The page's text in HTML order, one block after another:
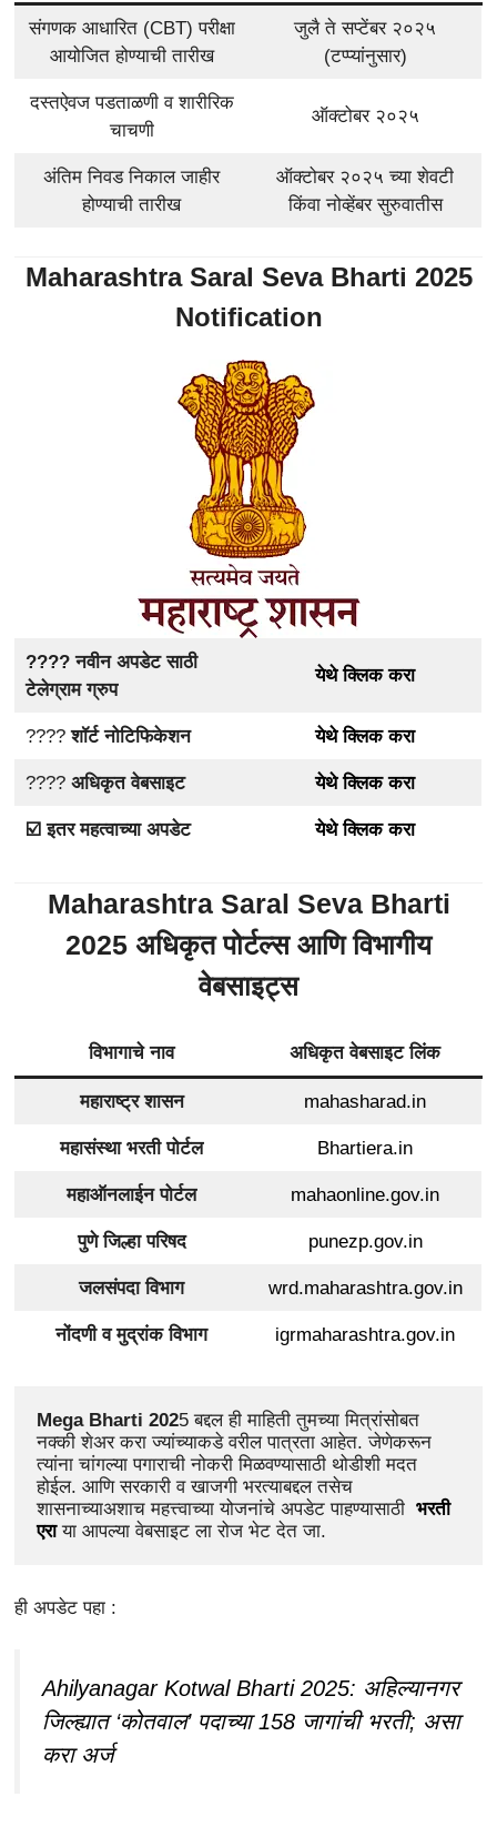
संगणक आधारित (CBT) परीक्षा
आयोजित होण्याची तारीख
जुलै ते सप्टेंबर २०२५
(टप्प्यांनुसार)
दस्तऐवज पडताळणी व शारीरिक
चाचणी
ऑक्टोबर २०२५
अंतिम निवड निकाल जाहीर
होण्याची तारीख
ऑक्टोबर २०२५ च्या शेवटी
किंवा नोव्हेंबर सुरुवातीस
Maharashtra Saral Seva Bharti 2025
Notification
???? नवीन अपडेट साठी
टेलेग्राम ग्रुप
येथे क्लिक करा
????शॉर्ट नोटिफिकेशन येथे क्लिक करा
???? अधिकृत वेबसाइट येथे क्लिक करा
☑️ इतर महत्वाच्या अपडेट येथे क्लिक करा
Maharashtra Saral Seva Bharti
2025 अधिकृत पोर्टल्स आणि विभागीय
वेबसाइट्स
विभागाचे नाव अधिकृत वेबसाइट लिंक
महाराष्ट्र शासन mahasharad.in
महासंस्था भरती पोर्टल Bhartiera.in
महाऑनलाईन पोर्टल mahaonline.gov.in
पुणे जिल्हा परिषद punezp.gov.in
जलसंपदा विभाग wrd.maharashtra.gov.in
नोंदणी व मुद्रांक विभाग igrmaharashtra.gov.in
Mega Bharti 2025 बद्दल ही माहिती तुमच्या मित्रांसोबत
नक्की शेअर करा ज्यांच्याकडे वरील पात्रता आहेत. जेणेकरून
त्यांना चांगल्या पगाराची नोकरी मिळवण्यासाठी थोडीशी मदत
होईल. आणि सरकारी व खाजगी भरत्याबद्दल तसेच
शासनाच्याअशाच महत्त्वाच्या योजनांचे अपडेट पाहण्यासाठी भरती
एरा या आपल्या वेबसाइट ला रोज भेट देत जा.
ही अपडेट पहा :
Ahilyanagar Kotwal Bharti 2025: अहिल्यानगर
जिल्ह्यात ‘कोतवाल’ पदाच्या 158 जागांची भरती; असा
करा अर्ज